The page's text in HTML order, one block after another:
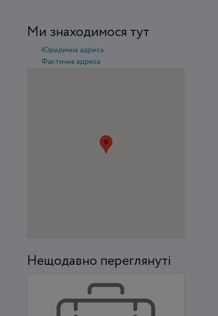
Ми знаходимося тут
Юридична адреса
Фактична адреса
Нещодавно переглянуті